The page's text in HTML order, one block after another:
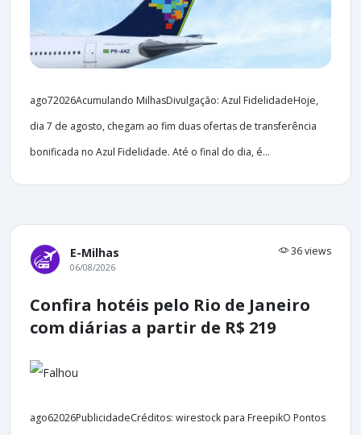
ago72026Acumulando MilhasDivulgação: Azul FidelidadeHoje,
dia 7 de agosto, chegam ao fim duas ofertas de transferência
bonificada no Azul Fidelidade. Até o final do dia, é...
E-Milhas 36 views
06/08/2026
Confira hotéis pelo Rio de Janeiro
com diárias a partir de R$ 219
ago62026PublicidadeCréditos: wirestock para FreepikO Pontos